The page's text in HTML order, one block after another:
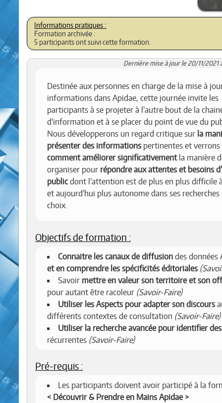
Formation archivée :
5 participants ont suivi cette formation.
Dernière mise à jour le 20/11/2021
Destinée aux personnes en charge de la mise à
informations dans Apidae, cette journée invite les
participants à se projeter à l’autre bout de la
d’information et à se placer du point de vue du
Nous développerons un regard critique sur la
présenter des informations pertinentes et verrons
comment améliorer significativementla manière
organiser pour répondre aux attentes et besoins
publicdont l’attention est de plus en plus difficile
et aujourd’hui plus autonome dans ses recherches
choix.
Objectifs de formation :
Connaitre les canaux de diffusion des données
et en comprendre les spécificités éditoriales
Savoir mettre en valeur son territoire et son
pour autant être racoleur (Savoir-Faire)
Utiliser les Aspects pour adapter son discours
différents contextes de consultation (Savoir-Faire)
Utiliser la recherche avancée pour identifier
récurrentes (Savoir-Faire)
Pré-requis :
Les participants doivent avoir participé à la
Découvrir & Prendre en Mains Apidae